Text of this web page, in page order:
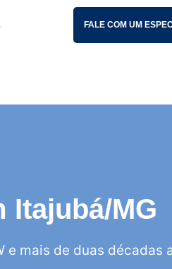
FALE COM UM
Itajubá/MG
mais de duas décadas